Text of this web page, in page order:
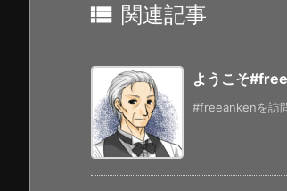
 関連記事
ようこそ
#freeankenを訪